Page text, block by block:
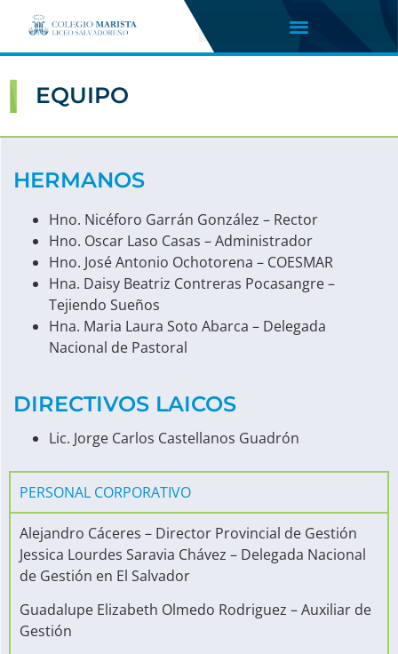
EQUIPO
HERMANOS
Hno. Nicéforo Garrán González – Rector
Hno. Oscar Laso Casas – Administrador
Hno. José Antonio Ochotorena – COESMAR
Hna. Daisy Beatriz Contreras Pocasangre –
Tejiendo Sueños
Hna. Maria Laura Soto Abarca – Delegada
Nacional de Pastoral
DIRECTIVOS LAICOS
Lic. Jorge Carlos Castellanos Guadrón
PERSONAL CORPORATIVO
Alejandro Cáceres – Director Provincial de Gestión
Jessica Lourdes Saravia Chávez – Delegada Nacional
de Gestión en El Salvador
Guadalupe Elizabeth Olmedo Rodriguez – Auxiliar de
Gestión